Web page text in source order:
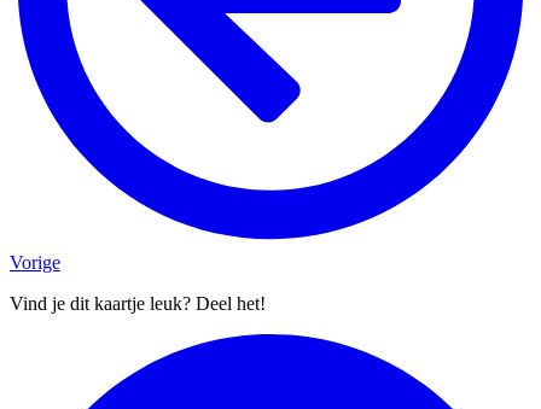
Vorige
Vind je dit kaartje leuk? Deel het!